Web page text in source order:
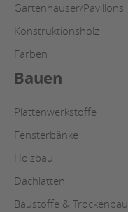
Gartenhäuser/Pavillons
Konstruktionsholz
Farben
Bauen
Plattenwerkstoffe
Fensterbänke
Holzbau
Dachlatten
Baustoffe & Trockenbau